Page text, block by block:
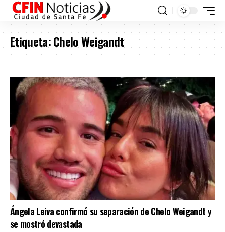
Etiqueta:Chelo Weigandt
Ángela Leiva confirmó su separación de Chelo Weigandt y
se mostró devastada